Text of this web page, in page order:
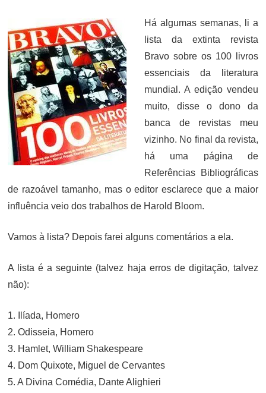
Há algumas semanas, li a
lista da extinta revista
Bravo sobre os 100 livros
essenciais da literatura
mundial. A edição vendeu
muito, disse o dono da
banca de revistas meu
vizinho. No final da revista,
há uma página de
Referências Bibliográficas
de razoável tamanho, mas o editor esclarece que a maior
influência veio dos trabalhos de Harold Bloom.
Vamos à lista? Depois farei alguns comentários a ela.
A lista é a seguinte (talvez haja erros de digitação, talvez
não):
1. Ilíada, Homero
2. Odisseia, Homero
3. Hamlet, William Shakespeare
4. Dom Quixote, Miguel de Cervantes
5. A Divina Comédia, Dante Alighieri